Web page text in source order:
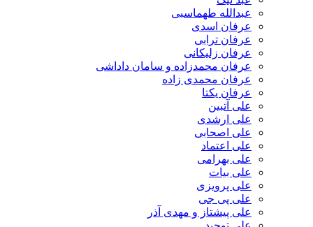
عبدالله طهماسبی‎
عرفان اسدی
عرفان ترابی
عرفان زلیکانی
عرفان محمدزاده و سامان داداشی
عرفان محمدی زاده
عرفان یکتا
علی آتبین
علی ارشدی
علی اصحابی
علی اعتماد
علی بهرامی
علی بیات
علی پرویزی
علی پی جی
علی پیشتاز و مهدی آذر